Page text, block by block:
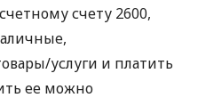
счету 2600,
услуги и платить
ее можно